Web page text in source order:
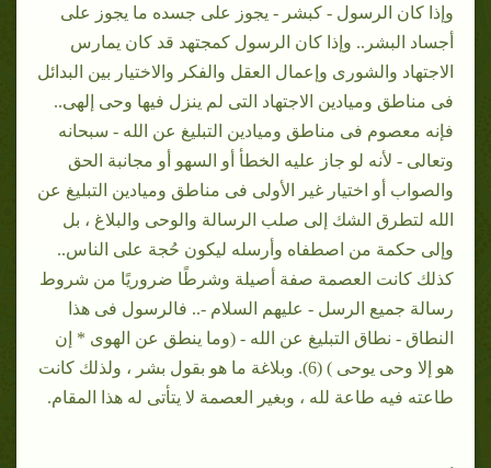
وإذا كان الرسول - كبشر - يجوز على جسده ما يجوز على
أجساد البشر.. وإذا كان الرسول كمجتهد قد كان يمارس
الاجتهاد والشورى وإعمال العقل والفكر والاختيار بين البدائل
فى مناطق وميادين الاجتهاد التى لم ينزل فيها وحى إلهى..
فإنه معصوم فى مناطق وميادين التبليغ عن الله - سبحانه
وتعالى - لأنه لو جاز عليه الخطأ أو السهو أو مجانبة الحق
والصواب أو اختيار غير الأولى فى مناطق وميادين التبليغ عن
الله لتطرق الشك إلى صلب الرسالة والوحى والبلاغ ، بل
وإلى حكمة من اصطفاه وأرسله ليكون حُجة على الناس..
كذلك كانت العصمة صفة أصيلة وشرطًا ضروريًا من شروط
رسالة جميع الرسل - عليهم السلام -.. فالرسول فى هذا
النطاق - نطاق التبليغ عن الله - (وما ينطق عن الهوى * إن
هو إلا وحى يوحى ) (6). وبلاغة ما هو بقول بشر ، ولذلك كانت
طاعته فيه طاعة لله ، وبغير العصمة لا يتأتى له هذا المقام.